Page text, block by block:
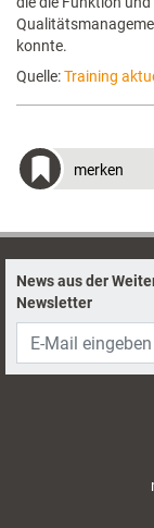
konnte.
Quelle:Training
merken
News aus der
Newsletter